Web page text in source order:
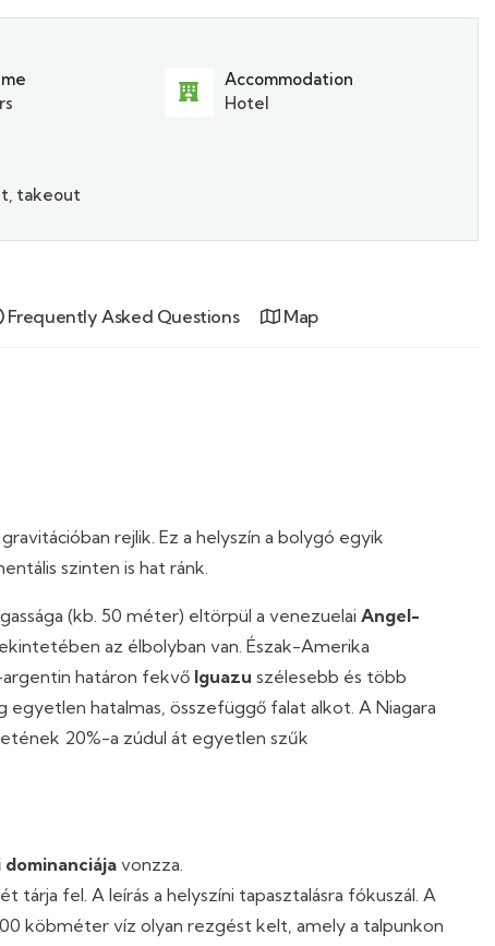
Accommodation
Hotel
takeout
Frequently Asked Questions Map
rejlik. Ez a helyszín a bolygó egyik
szinten is hat ránk.
(kb. 50 méter) eltörpül a venezuelai Angel-
az élbolyban van. Észak-Amerika
argentin határon fekvő Iguazu szélesebb és több
egyetlen hatalmas, összefüggő falat alkot. A Niagara
20%-a zúdul át egyetlen szűk
vonzza.
fel. A leírás a helyszíni tapasztalásra fókuszál. A
köbméter víz olyan rezgést kelt, amely a talpunkon